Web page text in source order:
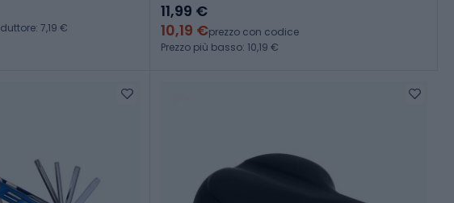
7,19 €
11,99 €
10,19 €prezzo con codice
Prezzo più basso: 10,19 €